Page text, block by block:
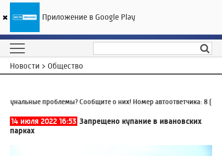
ГТРК «Ивтелерадио»
Новости > Общество
проблемы? Сообщите о них! Номер автоответчика:8
14 июля 2022 16:53 Запрещено купание в ивановских
парках
Приложение в Google Play